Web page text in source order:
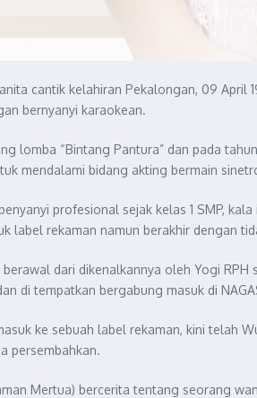
cantik kelahiran Pekalongan, 09 April
bernyanyi karaokean.
lomba “Bintang Pantura” dan pada
mendalami bidang akting bermain
profesional sejak kelas 1 SMP,
label rekaman namun berakhir dengan
dari dikenalkannya oleh Yogi
di tempatkan bergabung masuk di
ke sebuah label rekaman, kini telah
persembahkan.
Mertua) bercerita tentang seorang